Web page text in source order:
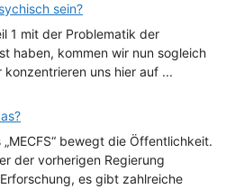
sein?
1 mit der Problematik der
haben, kommen wir nun sogleich
konzentrieren uns hier auf ...
bewegt die Öffentlichkeit.
der vorherigen Regierung
es gibt zahlreiche